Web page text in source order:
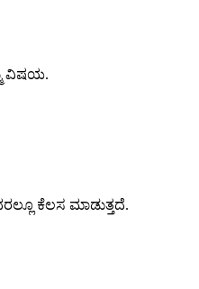
ವಿಷಯ.
ಕೆಲಸ ಮಾಡುತ್ತದೆ.